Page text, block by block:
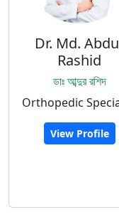
Dr. Md.
Rashid
ডাঃ আব্দুর রশিদ
Orthopedic
View Profile